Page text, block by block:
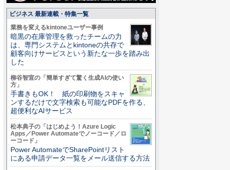
ビジネス 最新連載・特集一覧
業務を変えるkintoneユーザー事例
暗黒の在庫管理を救ったチームの力
は、専門システムとkintoneの共存で
顧客向けサービスという新たな一歩を踏み出
した
柳谷智宣の「簡単すぎて驚く生成AIの使い
方」
手書きもOK！ 紙の印刷物をスキャ
ンするだけで文字検索も可能なPDFを作る、
超便利なAIサービス
松本典子の「はじめよう！Azure Logic
Apps／Power Automateでノーコード／ロ
ーコード」
Power AutomateでSharePointリスト
にある申請データ一覧をメール送信する方法